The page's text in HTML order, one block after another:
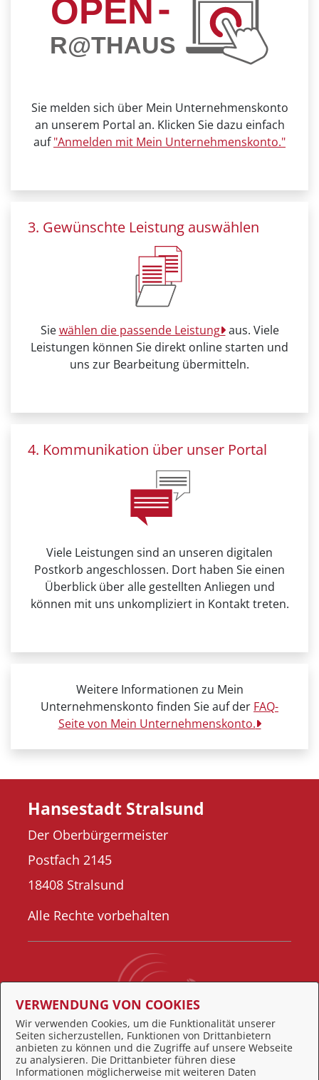
Sie melden sich über Mein Unternehmenskonto
an unserem Portal an. Klicken Sie dazu einfach
auf"Anmelden mit Mein Unternehmenskonto."
3. Gewünschte Leistung auswählen
Siewählen die passende Leistung aus. Viele
Leistungen können Sie direkt online starten und
uns zur Bearbeitung übermitteln.
4. Kommunikation über unser Portal
Viele Leistungen sind an unseren digitalen
Postkorb angeschlossen. Dort haben Sie einen
Überblick über alle gestellten Anliegen und
können mit uns unkompliziert in Kontakt treten.
Weitere Informationen zu Mein
Unternehmenskonto finden Sie auf der FAQ-
Seite von Mein Unternehmenskonto.
Behördennummer 115
Hansestadt Stralsund
Der Oberbürgermeister
Postfach 2145
18408 Stralsund
Alle Rechte vorbehalten
VERWENDUNG VON COOKIES
Wir verwenden Cookies, um die Funktionalität unserer
Seiten sicherzustellen, Funktionen von Drittanbietern
anbieten zu können und die Zugriffe auf unsere Webseite
zu analysieren. Die Drittanbieter führen diese
Informationen möglicherweise mit weiteren Daten